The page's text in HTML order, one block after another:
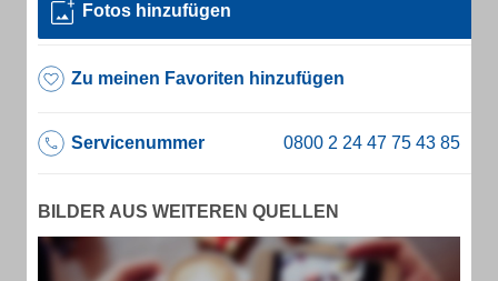
Fotos hinzufügen
Zu meinen Favoriten hinzufügen
Servicenummer
BILDER AUS WEITEREN QUELLEN